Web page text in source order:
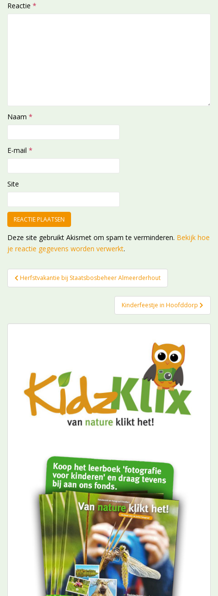
Reactie *
Naam *
E-mail *
Site
Deze site gebruikt Akismet om spam te verminderen. Bekijk hoe
je reactie gegevens worden verwerkt.
Bericht
navigatie
Herfstvakantie bij Staatsbosbeheer Almeerderhout
Kinderfeestje in Hoofddorp